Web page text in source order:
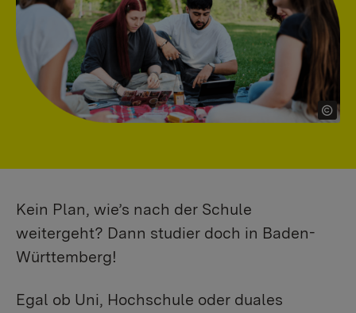
Kein Plan, wie’s nach der Schule
weitergeht? Dann studier doch in Baden-
Württemberg!
Egal ob Uni, Hochschule oder duales